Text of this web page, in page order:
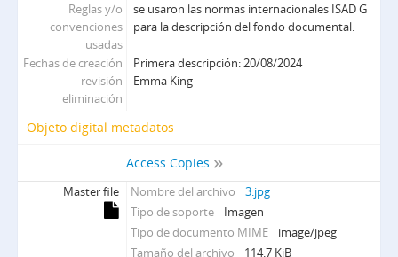
Reglas y/o
convenciones
usadas
se usaron las normas internacionales ISAD G
para la descripción del fondo documental.
Fechas de creación
revisión
eliminación
Primera descripción: 20/08/2024
Emma King
Objeto digital metadatos
Access Copies
Master file Nombre del archivo
3.jpg
Tipo de soporte
Imagen
Tipo de documento MIME
image/jpeg
Tamaño del archivo
114.7 KiB